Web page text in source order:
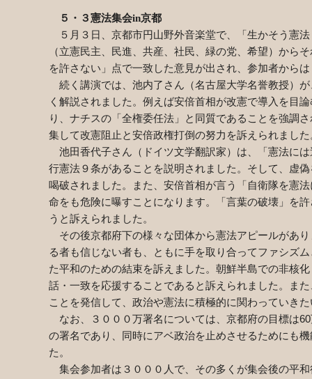
５・３憲法集会in京都
５月３日、京都市円山野外音楽堂で、「生かそう
（立憲民主、民進、共産、社民、緑の党、希望）から
を許さない」点で一致した意見が出され、参加者から
続く講演では、池内了さん（名古屋大学名誉教授）
く解説されました。例えば安倍首相が改憲で導入を目
り、ナチスの「全権委任法」と同質であることを強調
集して改憲阻止と安倍政権打倒の努力を訴えられました
池田香代子さん（ドイツ文学翻訳家）は、「憲法に
行憲法９条があることを説明されました。そして、虚
喝破されました。また、安倍首相が言う「自衛隊を憲
命をも危険に曝すことになります。「言葉の破壊」を
うと訴えられました。
その後京都府下の様々な団体から憲法アピールがあ
る者も信じない者も、ともに手を取り合ってファシズ
た平和のための結束を訴えました。朝鮮半島での非核
話・一致を応援することであると訴えられました。ま
ことを発信して、政治や憲法に積極的に関わっていき
なお、３０００万署名については、京都府の目標は60
の署名であり、同時にアベ政治を止めさせるためにも
た。
集会参加者は３０００人で、その多くが集会後の平